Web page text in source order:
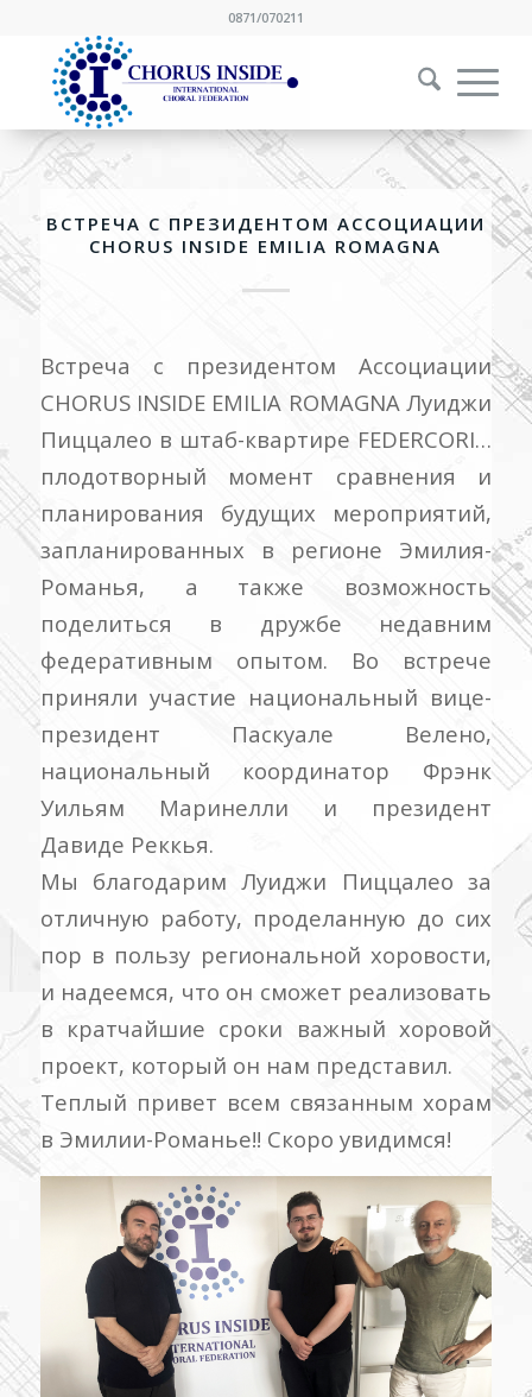
0871/070211
ВСТРЕЧА С ПРЕЗИДЕНТОМ АССОЦИАЦИИ
CHORUS INSIDE EMILIA ROMAGNA
Встреча с президентом Ассоциации
CHORUS INSIDE EMILIA ROMAGNA Луиджи
Пиццалео в штаб-квартире FEDERCORI…
плодотворный момент сравнения и
планирования будущих мероприятий,
запланированных в регионе Эмилия-
Романья, а также возможность
поделиться в дружбе недавним
федеративным опытом. Во встрече
приняли участие национальный вице-
президент Паскуале Велено,
национальный координатор Фрэнк
Уильям Маринелли и президент
Давиде Реккья.
Мы благодарим Луиджи Пиццалео за
отличную работу, проделанную до сих
пор в пользу региональной хоровости,
и надеемся, что он сможет реализовать
в кратчайшие сроки важный хоровой
проект, который он нам представил.
Теплый привет всем связанным хорам
в Эмилии-Романье!! Скоро увидимся!